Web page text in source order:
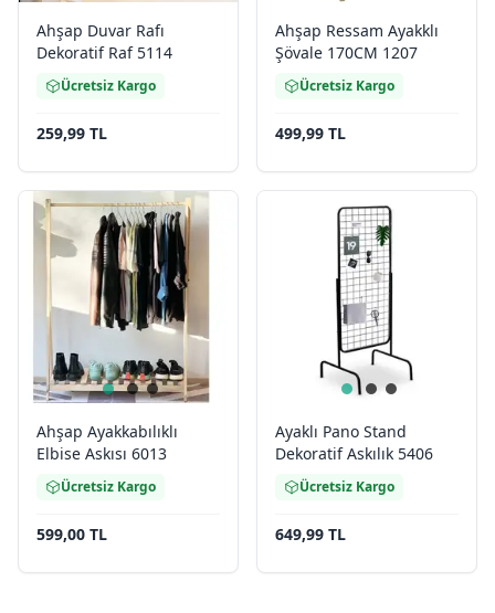
Ahşap Duvar Rafı
Dekoratif Raf 5114
Ücretsiz Kargo
259,99 TL
Ahşap Ressam Ayakklı
Şövale 170CM 1207
Ücretsiz Kargo
499,99 TL
Ahşap Ayakkabılıklı
Elbise Askısı 6013
Ücretsiz Kargo
599,00 TL
Ayaklı Pano Stand
Dekoratif Askılık 5406
Ücretsiz Kargo
649,99 TL